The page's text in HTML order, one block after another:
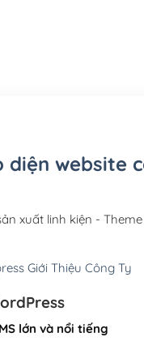
diện website
xuất linh kiện -
Giới Thiệu Công Ty
lớn và nổi tiếng